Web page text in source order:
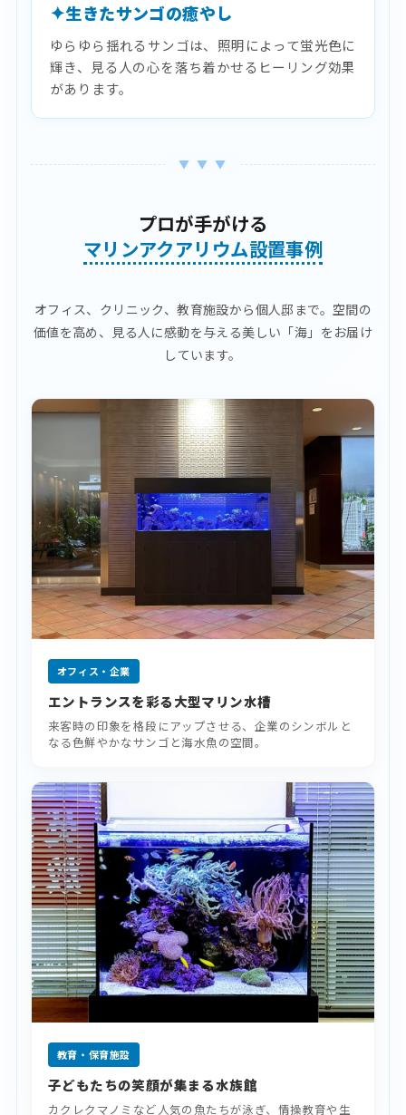
生きたサンゴの癒やし
ゆらゆら揺れるサンゴは、照明によって蛍光色に
輝き、見る人の心を落ち着かせるヒーリング効果
があります。
プロが手がける
マリンアクアリウム設置事例
オフィス、クリニック、教育施設から個人邸まで。空間の
価値を高め、見る人に感動を与える美しい「海」をお届け
しています。
オフィス・企業
エントランスを彩る大型マリン水槽
来客時の印象を格段にアップさせる、企業のシンボルと
なる色鮮やかなサンゴと海水魚の空間。
教育・保育施設
子どもたちの笑顔が集まる水族館
カクレクマノミなど人気の魚たちが泳ぎ、情操教育や生